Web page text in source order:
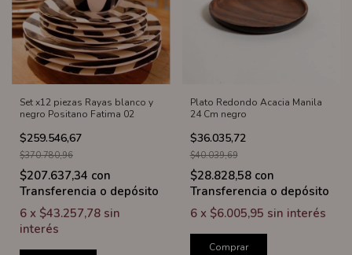
Set x12 piezas Rayas blanco y
negro Positano Fatima 02
$259.546,67
$370.780,96
$207.637,34 con
Transferencia o depósito
6 x $43.257,78 sin
interés
Plato Redondo Acacia Manila
24 Cm negro
$36.035,72
$40.039,69
$28.828,58 con
Transferencia o depósito
6 x $6.005,95 sin interés
Comprar